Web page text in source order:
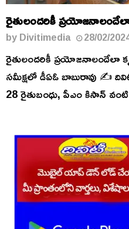
రైతులందరికీ
byDivitimedia 28/02/
రైతులందరికీ ప్రయోజనాలందేలా
సమీక్షలో డీఏఓ బాబురావు ✍
28 రైతుబంధు, పీఎం కిసాన్